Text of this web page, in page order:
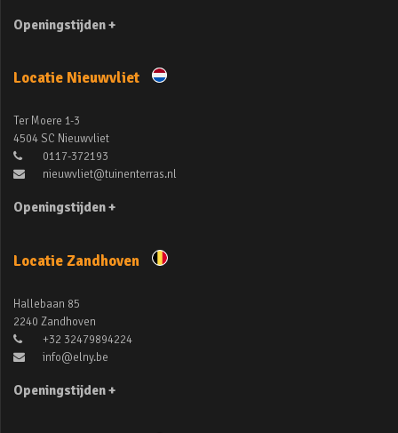
Openingstijden +
Locatie Nieuwvliet
Ter Moere 1-3
4504 SC Nieuwvliet
0117-372193
nieuwvliet@tuinenterras.nl
Openingstijden +
Locatie Zandhoven
Hallebaan 85
2240 Zandhoven
+32 32479894224
info@elny.be
Openingstijden +